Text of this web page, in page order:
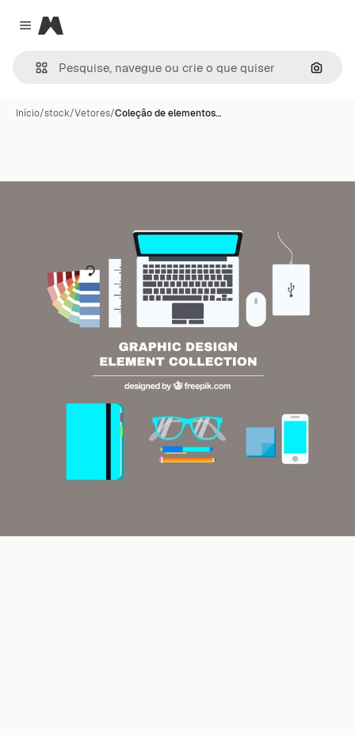
Close menu
Magnific
Início/stock/Vetores/Coleção de elementos…